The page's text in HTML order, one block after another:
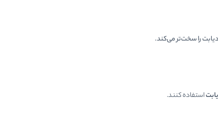
را سخت‌تر می‌کند.
استفاده کنند.